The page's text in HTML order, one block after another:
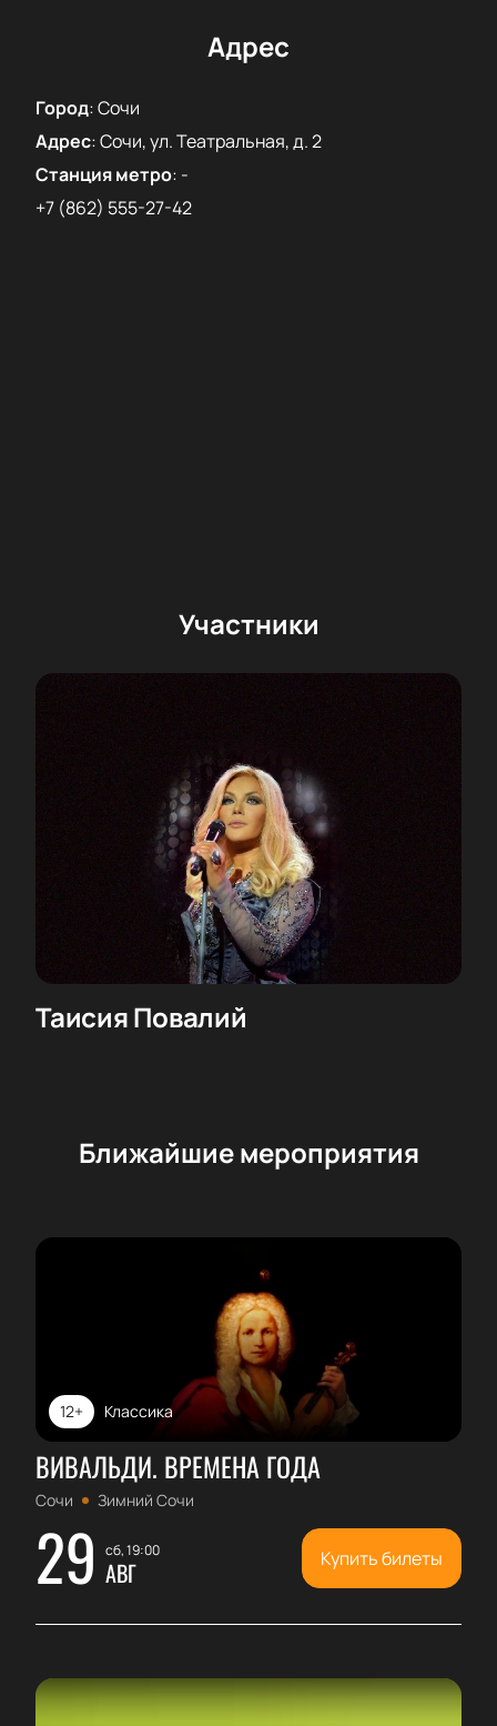
мир музыки этих великолепных артистов.
Не упустите шанс стать частью этого
нашем сайте можно уже сейчас. Поспешите,
количество мест ограничено.
Адрес
Город:Сочи
Адрес:Сочи, ул. Театральная, д. 2
Станция метро: -
+7 (862) 555-27-42
Участники
Таисия Повалий
Ближайшие мероприятия
Классика
12+
ВИВАЛЬДИ. ВРЕМЕНА ГОДА
Сочи Зимний Сочи
29 сб, 19:00
АВГ Купить билеты